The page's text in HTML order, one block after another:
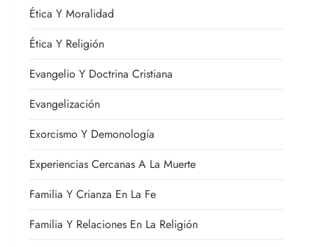
Ética Y Moralidad
Ética Y Religión
Evangelio Y Doctrina Cristiana
Evangelización
Exorcismo Y Demonología
Experiencias Cercanas A La Muerte
Familia Y Crianza En La Fe
Familia Y Relaciones En La Religión